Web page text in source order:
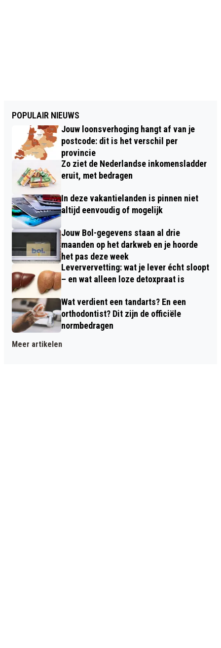
POPULAIR NIEUWS
Jouw loonsverhoging hangt af van je
postcode: dit is het verschil per
provincie
Zo ziet de Nederlandse inkomensladder
eruit, met bedragen
In deze vakantielanden is pinnen niet
altijd eenvoudig of mogelijk
Jouw Bol-gegevens staan al drie
maanden op het darkweb en je hoorde
het pas deze week
Leververvetting: wat je lever écht sloopt
– en wat alleen loze detoxpraat is
Wat verdient een tandarts? En een
orthodontist? Dit zijn de officiële
normbedragen
Meer artikelen